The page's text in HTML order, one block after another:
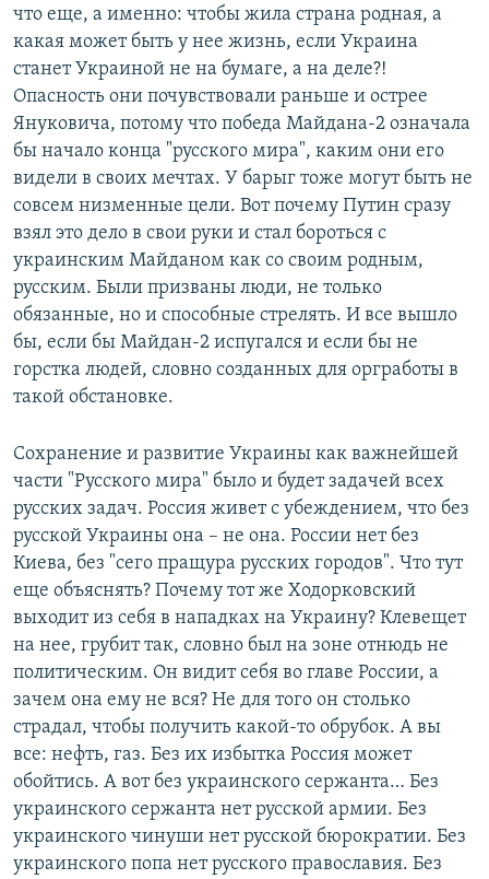
что еще, а именно: чтобы жила страна родная, а
какая может быть у нее жизнь, если Украина
станет Украиной не на бумаге, а на деле?!
Опасность они почувствовали раньше и острее
Януковича, потому что победа Майдана-2 означала
бы начало конца "русского мира", каким они его
видели в своих мечтах. У барыг тоже могут быть не
совсем низменные цели. Вот почему Путин сразу
взял это дело в свои руки и стал бороться с
украинским Майданом как со своим родным,
русским. Были призваны люди, не только
обязанные, но и способные стрелять. И все вышло
бы, если бы Майдан-2 испугался и если бы не
горстка людей, словно созданных для оргработы в
такой обстановке.
Сохранение и развитие Украины как важнейшей
части "Русского мира" было и будет задачей всех
русских задач. Россия живет с убеждением, что без
русской Украины она – не она. России нет без
Киева, без "сего пращура русских городов". Что тут
еще объяснять? Почему тот же Ходорковский
выходит из себя в нападках на Украину? Клевещет
на нее, грубит так, словно был на зоне отнюдь не
политическим. Он видит себя во главе России, а
зачем она ему не вся? Не для того он столько
страдал, чтобы получить какой-то обрубок. А вы
все: нефть, газ. Без их избытка Россия может
обойтись. А вот без украинского сержанта… Без
украинского сержанта нет русской армии. Без
украинского чинуши нет русской бюрократии. Без
украинского попа нет русского православия. Без